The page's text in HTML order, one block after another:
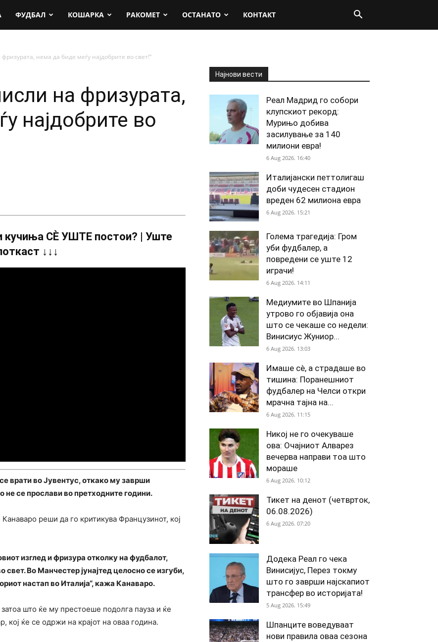
ФУДБАЛ КОШАРКА РАКОМЕТ ОСТАНАТО КОНТАКТ
нема да биде меѓу најдобрите во свет!“
на фризурата,
најдобрите во
кучиња СÈ УШТЕ постои? | Уште
↓↓↓
врати во Јувентус, откако му заврши
не се прослави во претходните години.
реши да го критикува Французинот, кој
изглед и фризура отколку на фудбалот,
Во Манчестер јунајтед целосно се изгуби,
настап во Италија“, кажа Канаваро.
што ќе му престоеше подолга пауза и ќе
ќе се одржи на крајот на оваа година.
Најнови вести
Реал Мадрид го собори
клупскиот рекорд:
Мурињо добива
засилување за 140
милиони евра!
6 Aug 2026. 16:40
Италијански петтолигаш
доби чудесен стадион
вреден 62 милиона евра
6 Aug 2026. 15:21
Голема трагедија: Гром
уби фудбалер, а
повредени се уште 12
играчи!
6 Aug 2026. 14:11
Медиумите во Шпанија
утрово го објавија она
што се чекаше со недели:
Винисиус Жуниор...
6 Aug 2026. 13:03
Имаше сè, а страдаше во
тишина: Поранешниот
фудбалер на Челси откри
мрачна тајна на...
6 Aug 2026. 11:15
Никој не го очекуваше
ова: Очајниот Алварез
вечерва направи тоа што
мораше
6 Aug 2026. 10:12
Тикет на денот (четврток,
06.08.2026)
6 Aug 2026. 07:20
Додека Реал го чека
Винисијус, Перез токму
што го заврши најскапиот
трансфер во историјата!
5 Aug 2026. 15:49
Шпанците воведуваат
нови правила оваа сезона